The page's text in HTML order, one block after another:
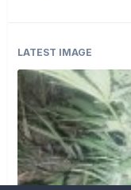
LATEST IMAGE